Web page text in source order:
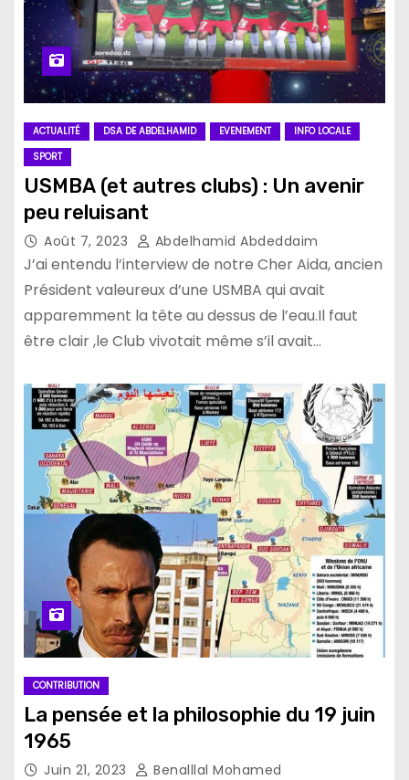
ACTUALITÉ DSA DE ABDELHAMID EVENEMENT
INFO LOCALE
SPORT
USMBA (et autres clubs) : Un avenir
peu reluisant
Août 7, 2023 Abdelhamid Abdeddaim
J’ai entendu l’interview de notre Cher Aida, ancien
Président valeureux d’une USMBA qui avait
apparemment la tête au dessus de l’eau.Il faut
être clair ,le Club vivotait même s’il avait…
CONTRIBUTION
La pensée et la philosophie du 19 juin
1965
Juin 21, 2023 Benalllal Mohamed